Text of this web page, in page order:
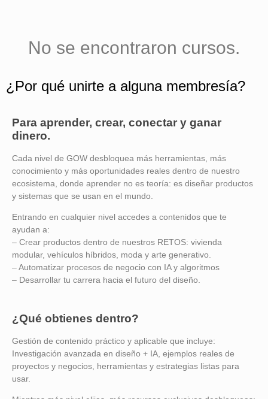
No se encontraron cursos.
¿Por qué unirte a alguna membresía?
Para aprender, crear, conectar y ganar
dinero.
Cada nivel de GOW desbloquea más herramientas, más
conocimiento y más oportunidades reales dentro de nuestro
ecosistema, donde aprender no es teoría: es diseñar productos
y sistemas que se usan en el mundo.
Entrando en cualquier nivel accedes a contenidos que te
ayudan a:
– Crear productos dentro de nuestros RETOS: vivienda
modular, vehículos híbridos, moda y arte generativo.
– Automatizar procesos de negocio con IA y algoritmos
– Desarrollar tu carrera hacia el futuro del diseño.
¿Qué obtienes dentro?
Gestión de contenido práctico y aplicable que incluye:
Investigación avanzada en diseño + IA, ejemplos reales de
proyectos y negocios, herramientas y estrategias listas para
usar.